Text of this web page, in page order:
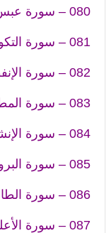
080 – سورة عبس
081 – سورة التكوير
082 – سورة الإنفطار
083 – سورة المطففين
084 – سورة الإنشقاق
085 – سورة البروج
086 – سورة الطارق
087 – سورة الأعلى